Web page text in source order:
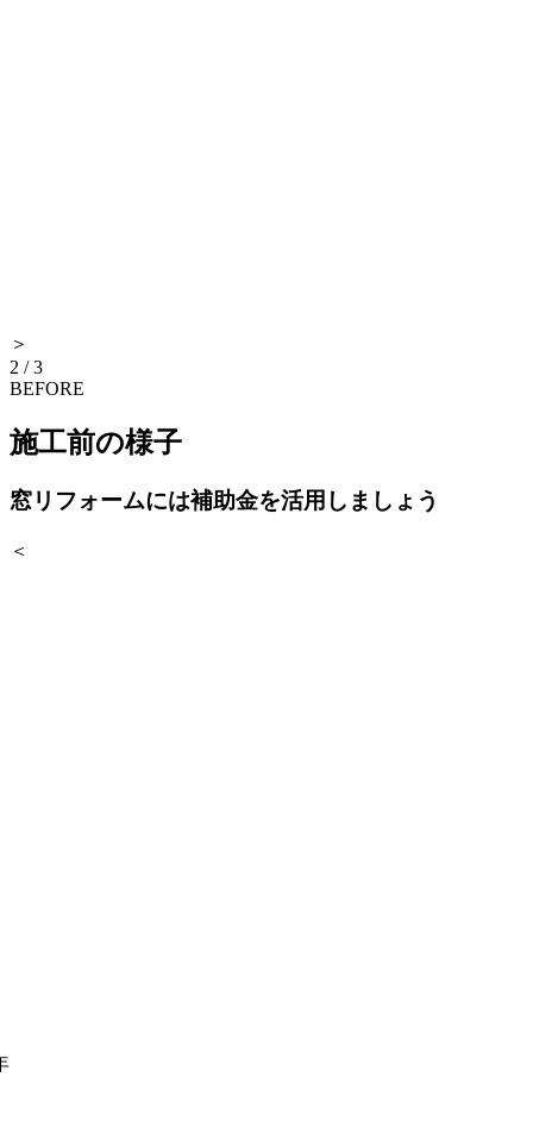
＞
2 /3
BEFORE
施工前の様子
窓リフォームには補助金を活用しましょう
＜